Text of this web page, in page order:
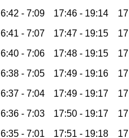
6:42 - 7:09 17:46 - 19:14
6:41 - 7:07 17:47 - 19:15
6:40 - 7:06 17:48 - 19:15
6:38 - 7:05 17:49 - 19:16
6:37 - 7:04 17:49 - 19:17
6:36 - 7:03 17:50 - 19:17
6:35 - 7:01 17:51 - 19:18